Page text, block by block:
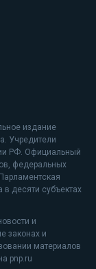
издание
Учредители
РФ. Официальный
федеральных
в десяти субъектах
и
законах и
материалов
pnp.ru